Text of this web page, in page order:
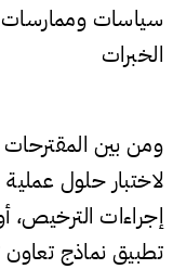
سياسات وممارسات
الخبرات
ومن بين
لاختبار حلول
إجراءات الترخيص،
تطبيق نماذج تعاون